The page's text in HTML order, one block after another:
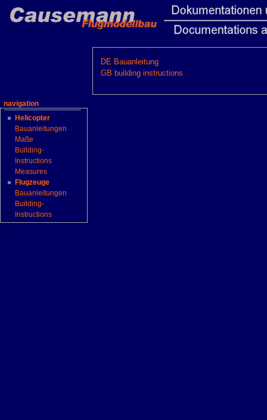
DE Bauanleitung
GB building instructions
navigation
Helicopter
Bauanleitungen
Maße
Building-
Instructions
Measures
Flugzeuge
Bauanleitungen
Building-
Instructions